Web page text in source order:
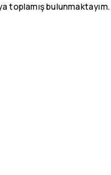
bulunmaktayım.